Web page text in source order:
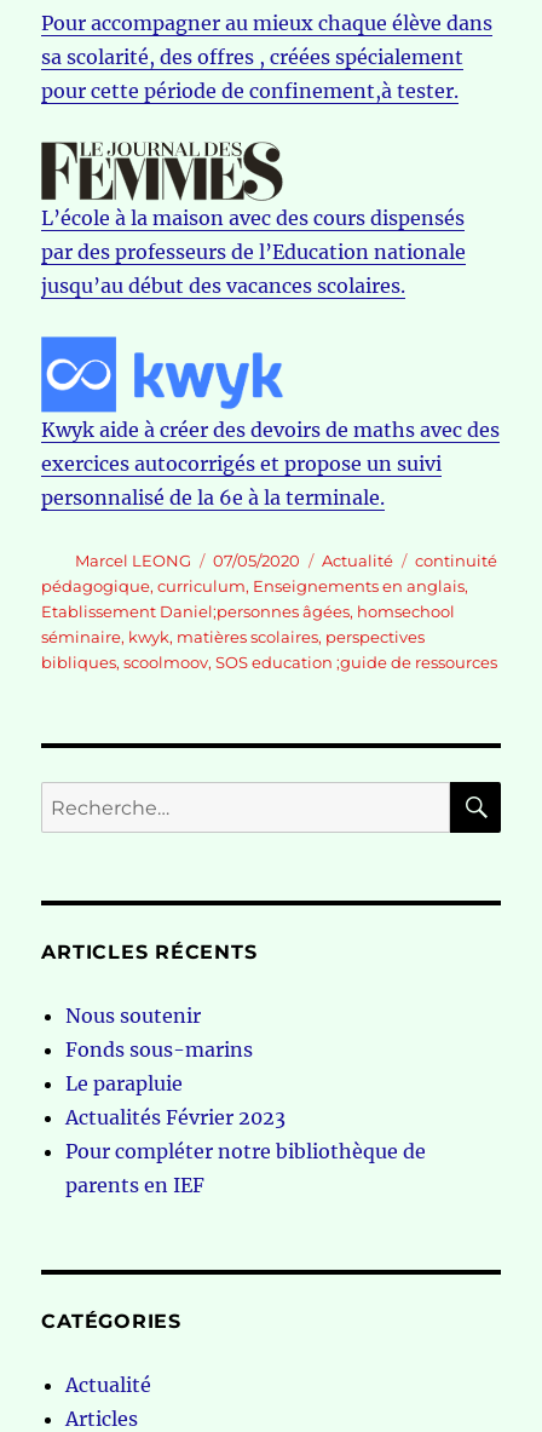
Pour accompagner au mieux chaque élève dans
sa scolarité, des offres , créées spécialement
pour cette période de confinement,à tester.
L’école à la maison avec des cours dispensés
par des professeurs de l’Education nationale
jusqu’au début des vacances scolaires.
Kwyk aide à créer des devoirs de maths avec des
exercices autocorrigés et propose un suivi
personnalisé de la 6e à la terminale.
Auteur
Marcel LEONG
Publié
le
07/05/2020 Catégories
Actualité Étiquettes
continuité
pédagogique,curriculum, Enseignements en anglais,
Etablissement Daniel;personnes âgées, homsechool
séminaire, kwyk, matières scolaires, perspectives
bibliques,scoolmoov,SOS education ;guide de ressources
Recherche
pour :
ARTICLES RÉCENTS
Nous soutenir
Fonds sous-marins
Le parapluie
Actualités Février 2023
Pour compléter notre bibliothèque de
parents en IEF
CATÉGORIES
Actualité
Articles